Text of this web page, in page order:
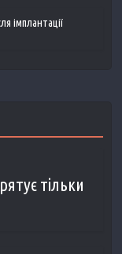
імплантації
тільки